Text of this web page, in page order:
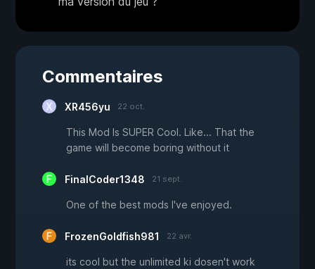
Commentaires
XR456yu 22 oct.
This Mod Is SUPER Cool. Like... That the
game will become boring without it
FinalCoder1348 21 sept.
One of the best mods I've enjoyed.
FrozenGoldfish981 22 avr.
its cool but the unlimited ki dosen't work